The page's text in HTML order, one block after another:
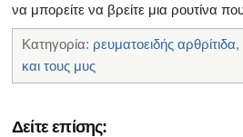
να μπορείτε να βρείτε μια ρουτίνα
Κατηγορία: ρευματοειδής αρθρίτιδα,
και τους μυς
Δείτε επίσης: